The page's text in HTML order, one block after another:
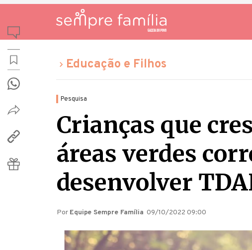
Educação e Filhos
Pesquisa
Crianças que
áreas verdes
desenvolver
Por Equipe Sempre Família 09/10/2022 09:00